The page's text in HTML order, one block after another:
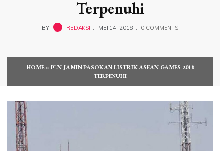
Terpenuhi
BY REDAKSI MEI 14, 2018 0 COMMENTS
HOME»PLN JAMIN PASOKAN LISTRIK ASEAN GAMES 2018
TERPENUHI